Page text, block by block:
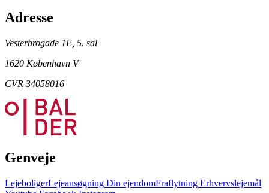
Adresse
Vesterbrogade 1E, 5. sal
1620 København V
CVR 34058016
Genveje
LejeboligerLejeansøgning Din ejendomFraflytning Erhvervslejemål